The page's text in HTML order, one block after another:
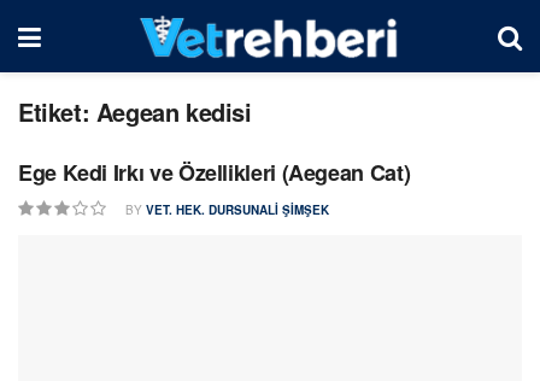
Etiket: Aegean kedisi
Ege Kedi Irkı ve Özellikleri (Aegean Cat)
BY VET. HEK. DURSUNALI ŞIMŞEK